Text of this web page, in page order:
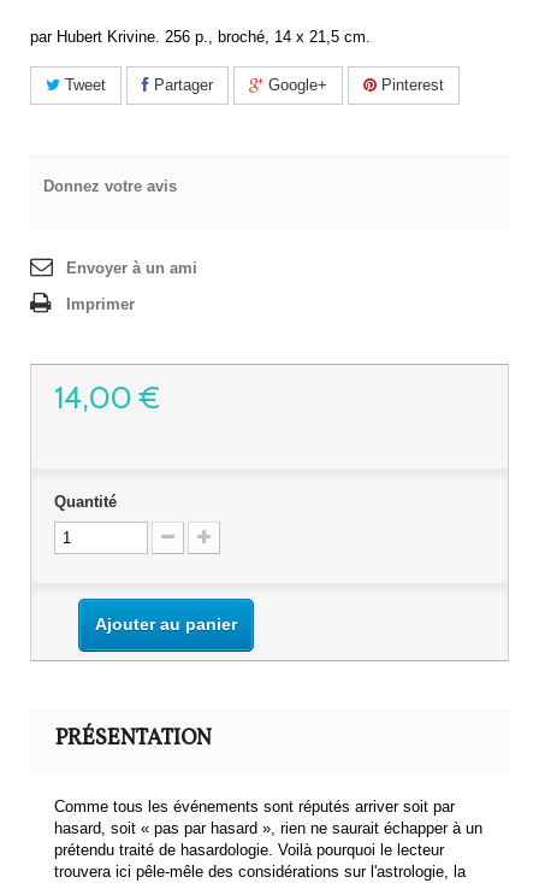
par Hubert Krivine. 256 p., broché, 14 x 21,5 cm.
Tweet Partager Google+ Pinterest
Donnez votre avis
Envoyer à un ami
Imprimer
14,00 €
Quantité
Ajouter au panier
PRÉSENTATION
Comme tous les événements sont réputés arriver soit par
hasard, soit « pas par hasard », rien ne saurait échapper à un
prétendu traité de hasardologie. Voilà pourquoi le lecteur
trouvera ici pêle-mêle des considérations sur l'astrologie, la